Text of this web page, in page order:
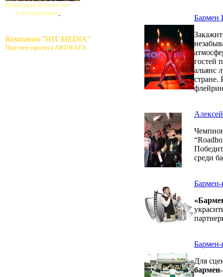
Пирамида из бокалов
с шампанским
Компания "HIT MEDIA"
Партнер проекта ART-BAZA
Бармен
гостей
альянс
стране.
среди
Для